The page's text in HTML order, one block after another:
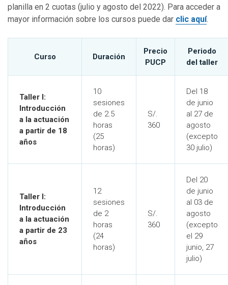
planilla en 2 cuotas (julio y agosto del 2022). Para acceder a
mayor información sobre los cursos puede dar clic aquí.
Curso Duración
Precio
PUCP
Periodo
del taller
Taller I:
Introducción
a la actuación
a partir de 18
años
10
sesiones
de 2.5
horas
(25
horas)
S/.
360
Del 18
de junio
al 27 de
agosto
(excepto
30 julio)
Taller I:
Introducción
a la actuación
a partir de 23
años
12
sesiones
de 2
horas
(24
horas)
S/.
360
Del 20
de junio
al 03 de
agosto
(excepto
el 29
junio, 27
julio)